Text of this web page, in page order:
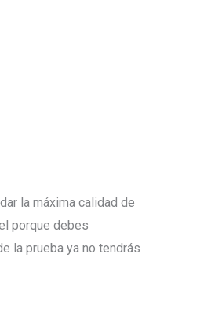
la máxima calidad de
porque debes
la prueba ya no tendrás